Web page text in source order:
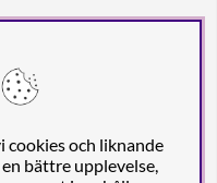
cookies och liknande
bättre upplevelse,